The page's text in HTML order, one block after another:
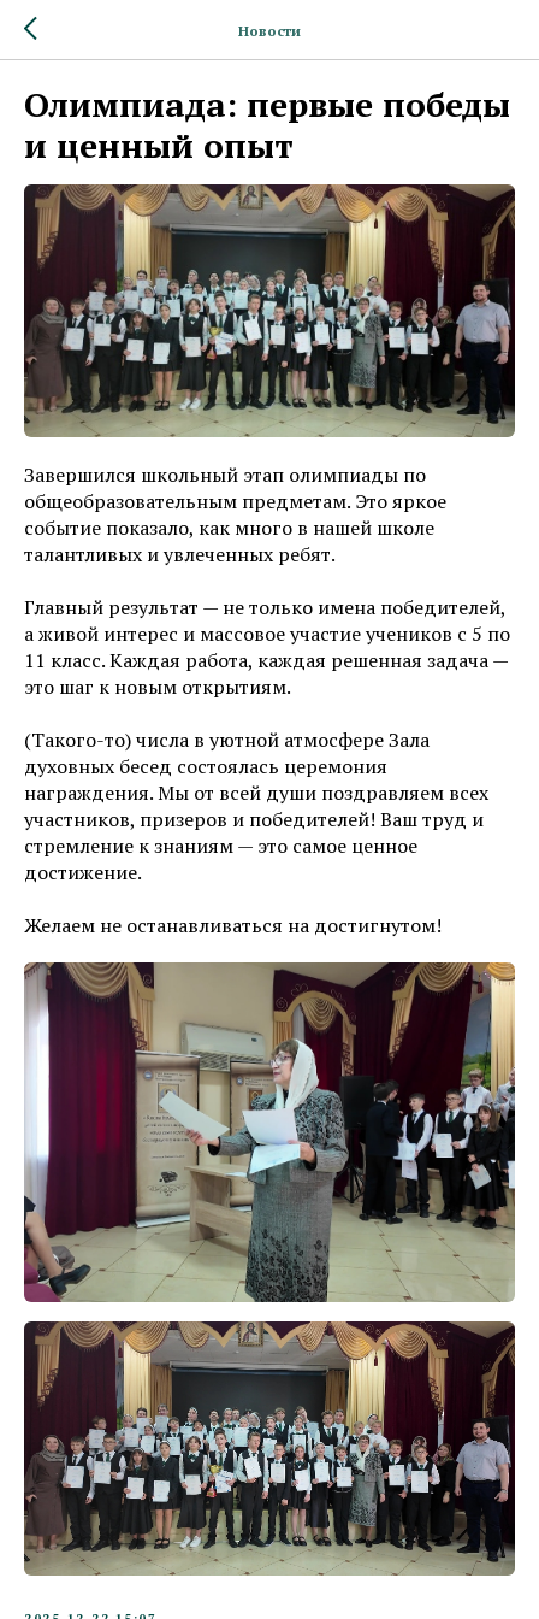
Новости
Олимпиада: первые победы
и ценный опыт
Завершился школьный этап олимпиады по
общеобразовательным предметам. Это яркое
событие показало, как много в нашей школе
талантливых и увлеченных ребят.
Главный результат — не только имена победителей,
а живой интерес и массовое участие учеников с 5 по
11 класс. Каждая работа, каждая решенная задача —
это шаг к новым открытиям.
(Такого-то) числа в уютной атмосфере Зала
духовных бесед состоялась церемония
награждения. Мы от всей души поздравляем всех
участников, призеров и победителей! Ваш труд и
стремление к знаниям — это самое ценное
достижение.
Желаем не останавливаться на достигнутом!